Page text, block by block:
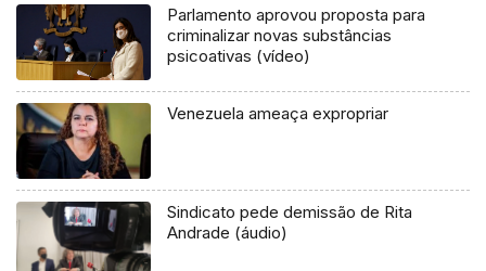
Parlamento aprovou proposta para
criminalizar novas substâncias
psicoativas (vídeo)
Venezuela ameaça expropriar
Sindicato pede demissão de Rita
Andrade (áudio)